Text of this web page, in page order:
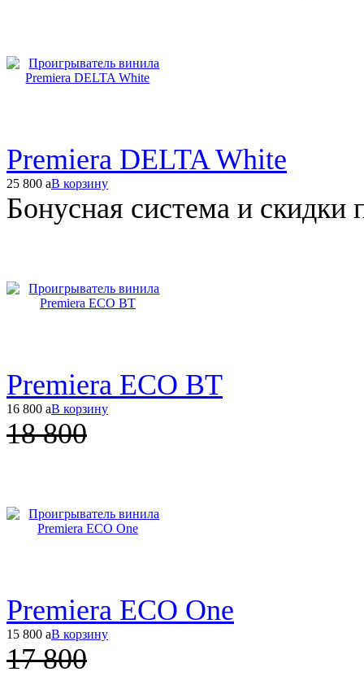
Premiera DELTA White
25 800 aВ корзину
Бонусная система и скидки
Premiera ECO BT
16 800 aВ корзину
18 800
Premiera ECO One
15 800 aВ корзину
17 800